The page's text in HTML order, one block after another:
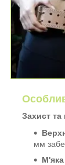
Захист
мм
М'яка